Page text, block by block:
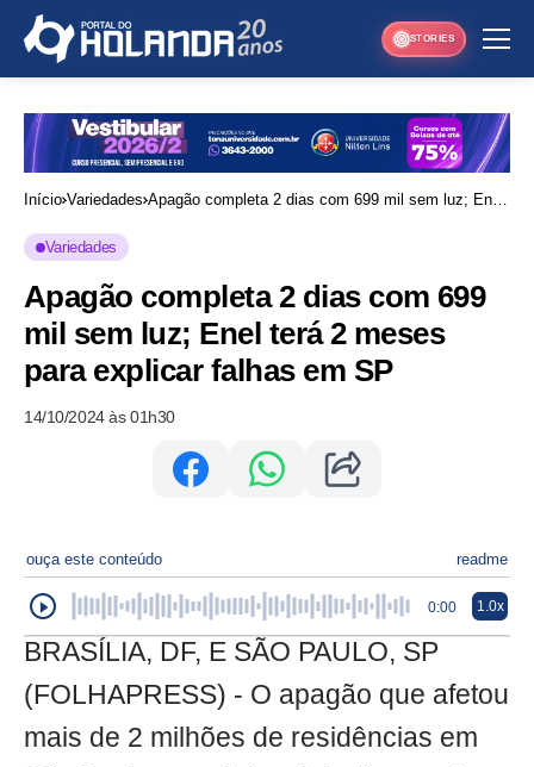
STORIES
Início Variedades Apagão completa 2 dias com 699 mil sem luz; Enel
Variedades
Apagão completa 2 dias com 699
mil sem luz; Enel terá 2 meses
para explicar falhas em SP
14/10/2024 às 01h30
ouça este conteúdo readme
0:00 1.0x
BRASÍLIA, DF, E SÃO PAULO, SP
(FOLHAPRESS) - O apagão que afetou
mais de 2 milhões de residências em